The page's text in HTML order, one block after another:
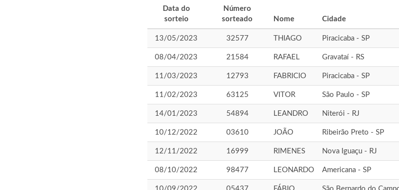
Data do
sorteio
Número
sorteado
Nome Cidade
13/05/2023 32577 THIAGO Piracicaba - SP
08/04/2023 21584 RAFAEL Gravataí - RS
11/03/2023 12793 FABRICIO Piracicaba - SP
11/02/2023 63125 VITOR São Paulo - SP
14/01/2023 54894 LEANDRO Niterói - RJ
10/12/2022 03610 JOÃO Ribeirão Preto - SP
12/11/2022 16999 RIMENES Nova Iguaçu - RJ
08/10/2022 98477 LEONARDO Americana - SP